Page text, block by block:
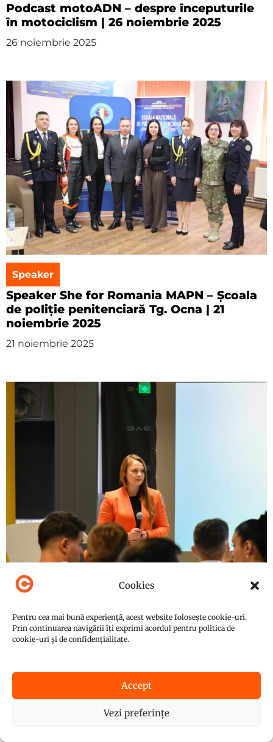
Cookies
Pentru cea mai bună experiență, acest website folosește cookie-uri.
Prin continuarea navigării îți exprimi acordul pentru politica de
cookie-uri și de confidențialitate.
Accept
Vezi preferințe
Podcast motoADN – despre începuturile
în motociclism | 26 noiembrie 2025
26 noiembrie 2025
Speaker
Speaker She for Romania MAPN – Școala
de poliție penitenciară Tg. Ocna | 21
noiembrie 2025
21 noiembrie 2025
Speaker Renault Gala Diversității | 20
noiembrie 2025